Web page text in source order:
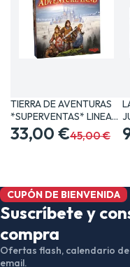
TIERRA DE AVENTURAS
*SUPERVENTAS* LINEA…
33,00 €45,00 €
CUPÓN DE BIENVENIDA
Suscríbete y
compra
Ofertas flash, calendario
email.